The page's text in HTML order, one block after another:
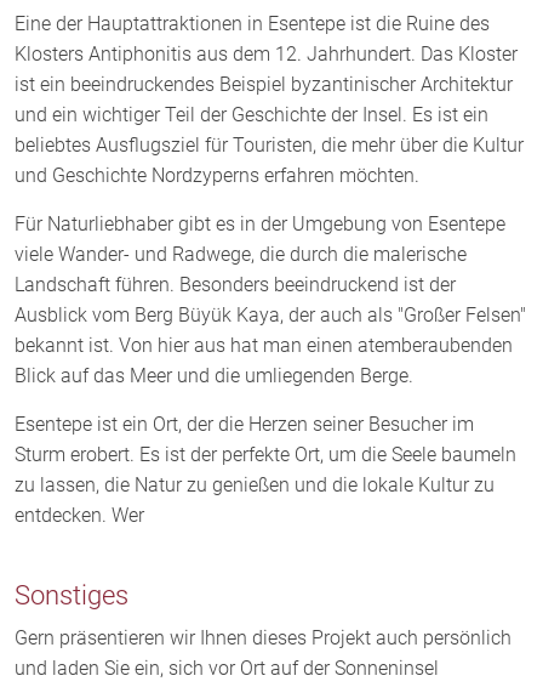
Eine der Hauptattraktionen in Esentepe ist die Ruine des
Klosters Antiphonitis aus dem 12. Jahrhundert. Das Kloster
ist ein beeindruckendes Beispiel byzantinischer Architektur
und ein wichtiger Teil der Geschichte der Insel. Es ist ein
beliebtes Ausflugsziel für Touristen, die mehr über die Kultur
und Geschichte Nordzyperns erfahren möchten.
Für Naturliebhaber gibt es in der Umgebung von Esentepe
viele Wander- und Radwege, die durch die malerische
Landschaft führen. Besonders beeindruckend ist der
Ausblick vom Berg Büyük Kaya, der auch als "Großer Felsen"
bekannt ist. Von hier aus hat man einen atemberaubenden
Blick auf das Meer und die umliegenden Berge.
Esentepe ist ein Ort, der die Herzen seiner Besucher im
Sturm erobert. Es ist der perfekte Ort, um die Seele baumeln
zu lassen, die Natur zu genießen und die lokale Kultur zu
entdecken. Wer
Sonstiges
Gern präsentieren wir Ihnen dieses Projekt auch persönlich
und laden Sie ein, sich vor Ort auf der Sonneninsel